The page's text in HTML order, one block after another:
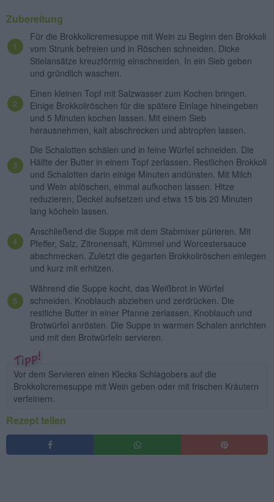
Zubereitung
Für die Brokkolicremesuppe mit Wein zu Beginn den Brokkoli
vom Strunk befreien und in Röschen schneiden. Dicke
Stielansätze kreuzförmig einschneiden. In ein Sieb geben
und gründlich waschen.
Einen kleinen Topf mit Salzwasser zum Kochen bringen.
Einige Brokkoliröschen für die spätere Einlage hineingeben
und 5 Minuten kochen lassen. Mit einem Sieb
herausnehmen, kalt abschrecken und abtropfen lassen.
Die Schalotten schälen und in feine Würfel schneiden. Die
Hälfte der Butter in einem Topf zerlassen. Restlichen Brokkoli
und Schalotten darin einige Minuten andünsten. Mit Milch
und Wein ablöschen, einmal aufkochen lassen. Hitze
reduzieren, Deckel aufsetzen und etwa 15 bis 20 Minuten
lang köcheln lassen.
Anschließend die Suppe mit dem Stabmixer pürieren. Mit
Pfeffer, Salz, Zitronensaft, Kümmel und Worcestersauce
abschmecken. Zuletzt die gegarten Brokkoliröschen einlegen
und kurz mit erhitzen.
Während die Suppe kocht, das Weißbrot in Würfel
schneiden. Knoblauch abziehen und zerdrücken. Die
restliche Butter in einer Pfanne zerlassen, Knoblauch und
Brotwürfel anrösten. Die Suppe in warmen Schalen anrichten
und mit den Brotwürfeln servieren.
Vor dem Servieren einen Klecks Schlagobers auf die
Brokkolicremesuppe mit Wein geben oder mit frischen Kräutern
verfeinern.
Rezept teilen